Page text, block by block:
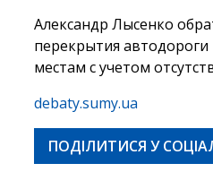
Александр Лысенко
перекрытия
местам с учетом
debaty.sumy.ua
ПОДІЛИТИСЯ У